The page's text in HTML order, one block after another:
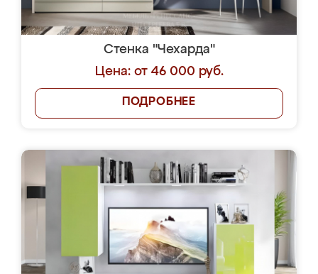
Стенка "Чехарда"
Цена: от 46 000 руб.
ПОДРОБНЕЕ